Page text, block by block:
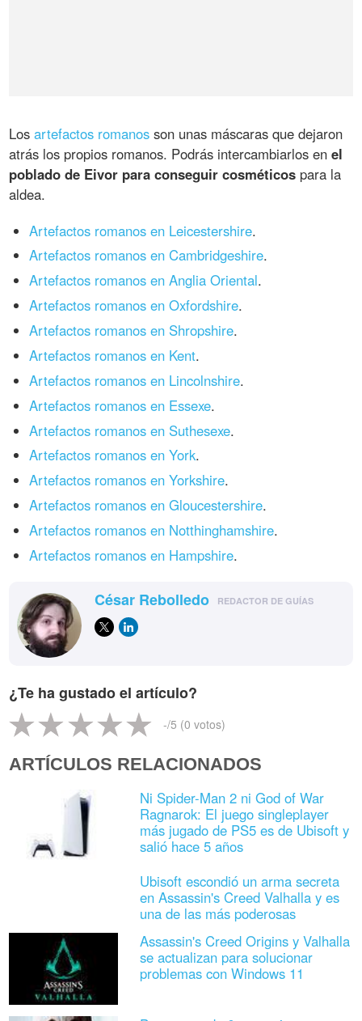
Losartefactos romanos son unas máscaras que dejaron
atrás los propios romanos. Podrás intercambiarlos enel
poblado de Eivor para conseguir cosméticos para la
aldea.
Artefactos romanos en Leicestershire.
Artefactos romanos en Cambridgeshire.
Artefactos romanos en Anglia Oriental.
Artefactos romanos en Oxfordshire.
Artefactos romanos en Shropshire.
Artefactos romanos en Kent.
Artefactos romanos en Lincolnshire.
Artefactos romanos en Essexe.
Artefactos romanos en Suthesexe.
Artefactos romanos en York.
Artefactos romanos en Yorkshire.
Artefactos romanos en Gloucestershire.
Artefactos romanos en Notthinghamshire.
Artefactos romanos en Hampshire.
César Rebolledo REDACTOR DE GUÍAS
¿Te ha gustado el artículo?
-/5 (0 votos)
ARTÍCULOS RELACIONADOS
Ni Spider-Man 2 ni God of War
Ragnarok: El juego singleplayer
más jugado de PS5 es de Ubisoft y
salió hace 5 años
Ubisoft escondió un arma secreta
en Assassin's Creed Valhalla y es
una de las más poderosas
Assassin's Creed Origins y Valhalla
se actualizan para solucionar
problemas con Windows 11